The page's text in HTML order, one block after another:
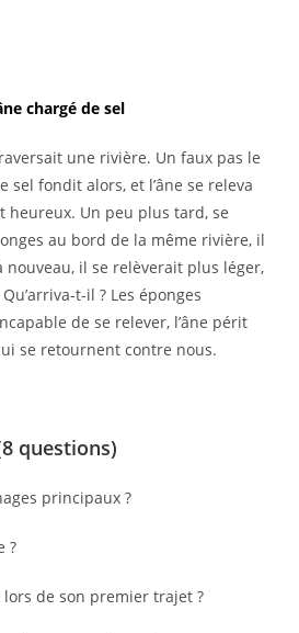
chargé de sel
une rivière. Un faux pas le
sel fondit alors, et l’âne se releva
heureux. Un peu plus tard, se
au bord de la même rivière, il
nouveau, il se relèverait plus léger,
t-il ? Les éponges
de se relever, l’âne périt
se retournent contre nous.
questions)
principaux ?
?
lors de son premier trajet ?